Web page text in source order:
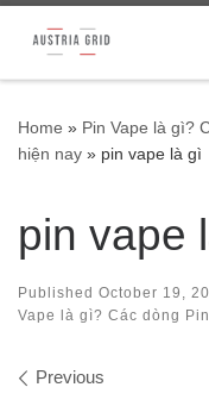
Skip to content
Home » Pin Vape là gì?
hiện nay » pin vape là gì
pin vape
Published October 19,
Vape là gì? Các dòng
Images
Previous